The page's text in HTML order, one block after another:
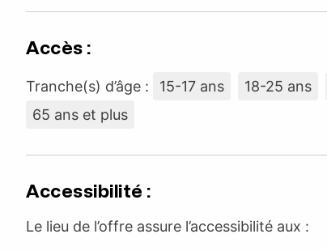
Accès :
Tranche(s) d’âge : 15-17 ans 18-25 ans
65 ans et plus
Accessibilité :
Le lieu de l’offre assure l’accessibilité aux :